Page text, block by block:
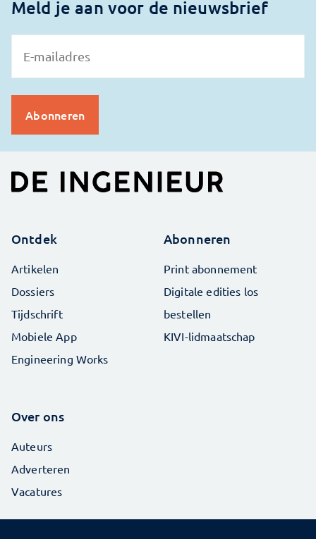
Meld je aan voor de nieuwsbrief
Ontdek
Artikelen
Dossiers
Tijdschrift
Mobiele App
Engineering Works
Abonneren
Print abonnement
Digitale edities los
bestellen
KIVI-lidmaatschap
Over ons
Auteurs
Adverteren
Vacatures